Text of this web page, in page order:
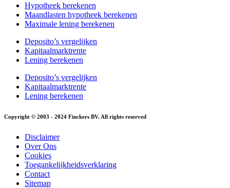
Hypotheek berekenen
Maandlasten hypotheek berekenen
Maximale lening berekenen
Deposito’s vergelijken
Kapitaalmarktrente
Lening berekenen
Deposito’s vergelijken
Kapitaalmarktrente
Lening berekenen
Copyright © 2003 - 2024 Finckers BV. All rights reserved
Disclaimer
Over Ons
Cookies
Toegankelijkheidsverklaring
Contact
Sitemap